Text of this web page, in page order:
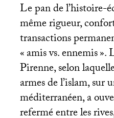
Le pan de l’histoire-
même rigueur,
transactions
«amis vs. ennemis».
Pirenne, selon
armes de l’islam, sur
méditerranéen, a
refermé entre les